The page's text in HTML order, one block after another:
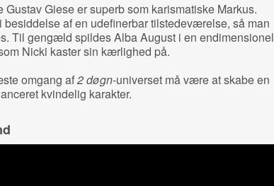
Gustav Giese er superb som karismatiske Markus.
besiddelse af en udefinerbar tilstedeværelse, så man
Til gengæld spildes Alba August i en endimensionel
Nicki kaster sin kærlighed på.
omgang af2 døgn-universet må være at skabe en
kvindelig karakter.